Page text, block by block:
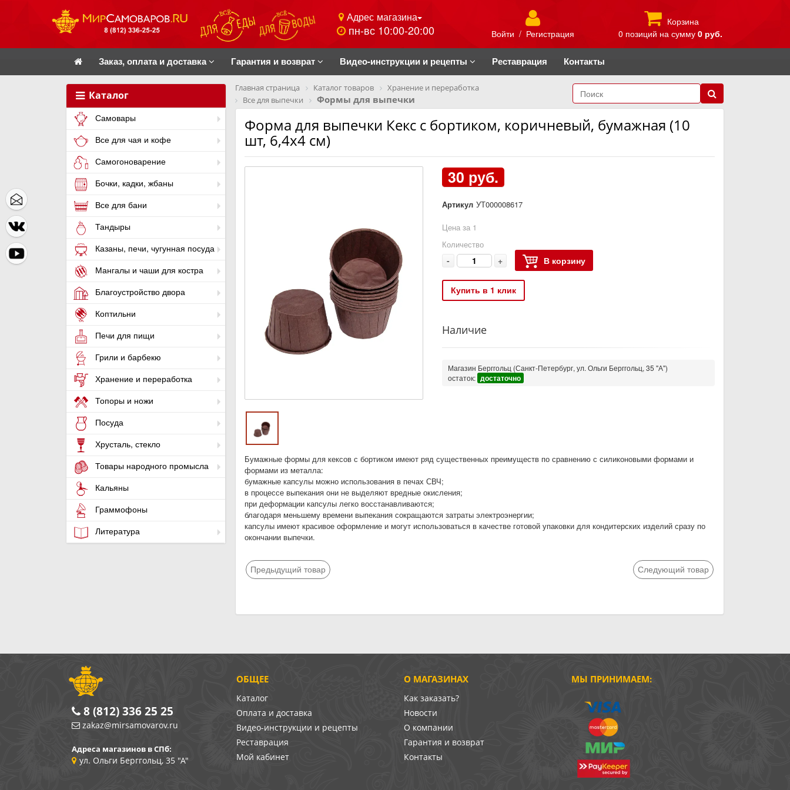
Адрес магазина
пн-вс 10:00-20:00 Войти / Регистрация
Корзина
0 позиций на сумму 0 руб.
Заказ, оплата и доставка Гарантия и возврат Видео-инструкции и рецепты Реставрация Контакты
Каталог
Самовары
Все для чая и кофе
Самогоноварение
Бочки, кадки, жбаны
Все для бани
Тандыры
Казаны, печи, чугунная посуда
Мангалы и чаши для костра
Благоустройство двора
Коптильни
Печи для пищи
Грили и барбекю
Хранение и переработка
Топоры и ножи
Посуда
Хрусталь, стекло
Товары народного промысла
Кальяны
Граммофоны
Литература
Главная страница Каталог товаров
Хранение и переработка
Все для выпечки
Формы для выпечки
Форма для выпечки Кекс с бортиком, коричневый, бумажная (10
шт, 6,4х4 см)
30 руб.
Артикул УТ000008617
Цена за 1
Количество
- + В корзину
Купить в 1 клик
Наличие
Магазин Берггольц (Санкт-Петербург, ул. Ольги Берггольц, 35 "А")
остаток: достаточно
Бумажные формы для кексов с бортиком имеют ряд существенных преимуществ по сравнению с силиконовыми формами и
формами из металла:
бумажные капсулы можно использования в печах СВЧ;
в процессе выпекания они не выделяют вредные окисления;
при деформации капсулы легко восстанавливаются;
благодаря меньшему времени выпекания сокращаются затраты электроэнергии;
капсулы имеют красивое оформление и могут использоваться в качестве готовой упаковки для кондитерских изделий сразу по
окончании выпечки.
Предыдущий товар Следующий товар
О МАГАЗИНАХ
Как заказать?
Новости
О компании
Гарантия и возврат
Контакты
ОБЩЕЕ
Каталог
Оплата и доставка
Видео-инструкции и рецепты
Реставрация
Мой кабинет
МЫ ПРИНИМАЕМ:
8 (812) 336 25 25
zakaz@mirsamovarov.ru
Адреса магазинов в СПб:
ул. Ольги Берггольц, 35 "А"